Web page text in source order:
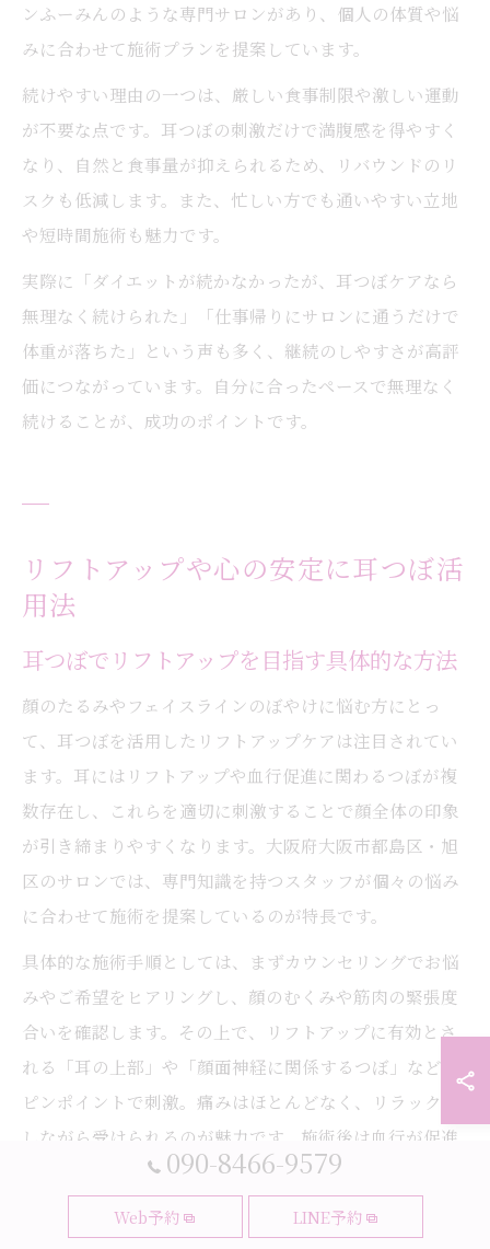
ンふーみんのような専門サロンがあり、個人の体質や悩
みに合わせて施術プランを提案しています。
続けやすい理由の一つは、厳しい食事制限や激しい運動
が不要な点です。耳つぼの刺激だけで満腹感を得やすく
なり、自然と食事量が抑えられるため、リバウンドのリ
スクも低減します。また、忙しい方でも通いやすい立地
や短時間施術も魅力です。
実際に「ダイエットが続かなかったが、耳つぼケアなら
無理なく続けられた」「仕事帰りにサロンに通うだけで
体重が落ちた」という声も多く、継続のしやすさが高評
価につながっています。自分に合ったペースで無理なく
続けることが、成功のポイントです。
リフトアップや心の安定に耳つぼ活
用法
耳つぼでリフトアップを目指す具体的な方法
顔のたるみやフェイスラインのぼやけに悩む方にとっ
て、耳つぼを活用したリフトアップケアは注目されてい
ます。耳にはリフトアップや血行促進に関わるつぼが複
数存在し、これらを適切に刺激することで顔全体の印象
が引き締まりやすくなります。大阪府大阪市都島区・旭
区のサロンでは、専門知識を持つスタッフが個々の悩み
に合わせて施術を提案しているのが特長です。
具体的な施術手順としては、まずカウンセリングでお悩
みやご希望をヒアリングし、顔のむくみや筋肉の緊張度
合いを確認します。その上で、リフトアップに有効とさ
れる「耳の上部」や「顔面神経に関係するつぼ」などを
ピンポイントで刺激。痛みはほとんどなく、リラックス
しながら受けられるのが魅力です。施術後は血行が促進
され、フェイスラインの変化を実感しやすくなります。
自宅でセルフケアを行う場合も、耳の上部や真ん中を優
090-8466-9579
Web予約 LINE予約